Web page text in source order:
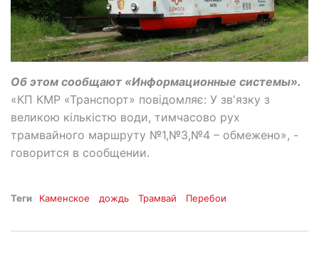
Об этом сообщают «Информационные системы».
«КП КМР «Транспорт» повідомляє: У зв'язку з
великою кількістю води, тимчасово рух
трамвайного маршруту №1,№3,№4 – обмежено», -
говорится в сообщении.
Теги Каменское дождь Трамвай Перебои